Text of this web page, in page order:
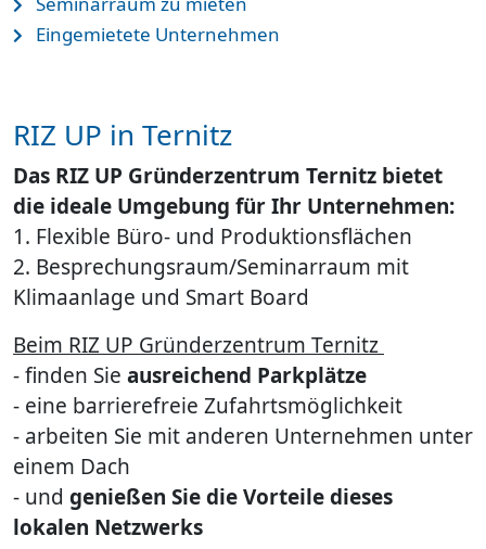
Eingemietete Unternehmen
RIZ UP in Ternitz
Das RIZ UP Gründerzentrum Ternitz bietet
die ideale Umgebung für Ihr Unternehmen:
1. Flexible Büro- und Produktionsflächen
2. Besprechungsraum/Seminarraum mit
Klimaanlage und Smart Board
Beim RIZ UP Gründerzentrum Ternitz
- finden Sie ausreichend Parkplätze
- eine barrierefreie Zufahrtsmöglichkeit
- arbeiten Sie mit anderen Unternehmen unter
einem Dach
- und genießen Sie die Vorteile dieses
lokalen Netzwerks